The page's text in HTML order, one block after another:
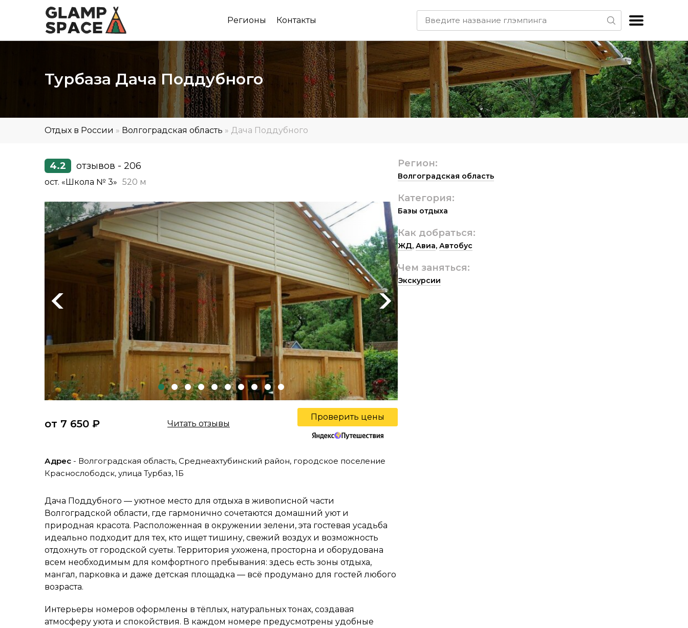
Регионы Контакты
Турбаза Дача Поддубного
Отдых в России » Волгоградская область » Дача Поддубного
4.2 отзывов - 206
ост. «Школа № 3» 520 м
Previous Next
от 7 650 ₽ Читать отзывы
Проверить цены
Адрес - Волгоградская область, Среднеахтубинский район, городское поселение
Краснослободск, улица Турбаз, 1Б
Дача Поддубного — уютное место для отдыха в живописной части
Волгоградской области, где гармонично сочетаются домашний уют и
природная красота. Расположенная в окружении зелени, эта гостевая усадьба
идеально подходит для тех, кто ищет тишину, свежий воздух и возможность
отдохнуть от городской суеты. Территория ухожена, просторна и оборудована
всем необходимым для комфортного пребывания: здесь есть зоны отдыха,
мангал, парковка и даже детская площадка — всё продумано для гостей любого
возраста.
Интерьеры номеров оформлены в тёплых, натуральных тонах, создавая
атмосферу уюта и спокойствия. В каждом номере предусмотрены удобные
Регион:
Волгоградская область
Категория:
Базы отдыха
Как добраться:
ЖД, Авиа, Автобус
Чем заняться:
Экскурсии